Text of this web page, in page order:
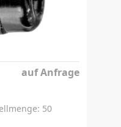
auf Anfrage
50